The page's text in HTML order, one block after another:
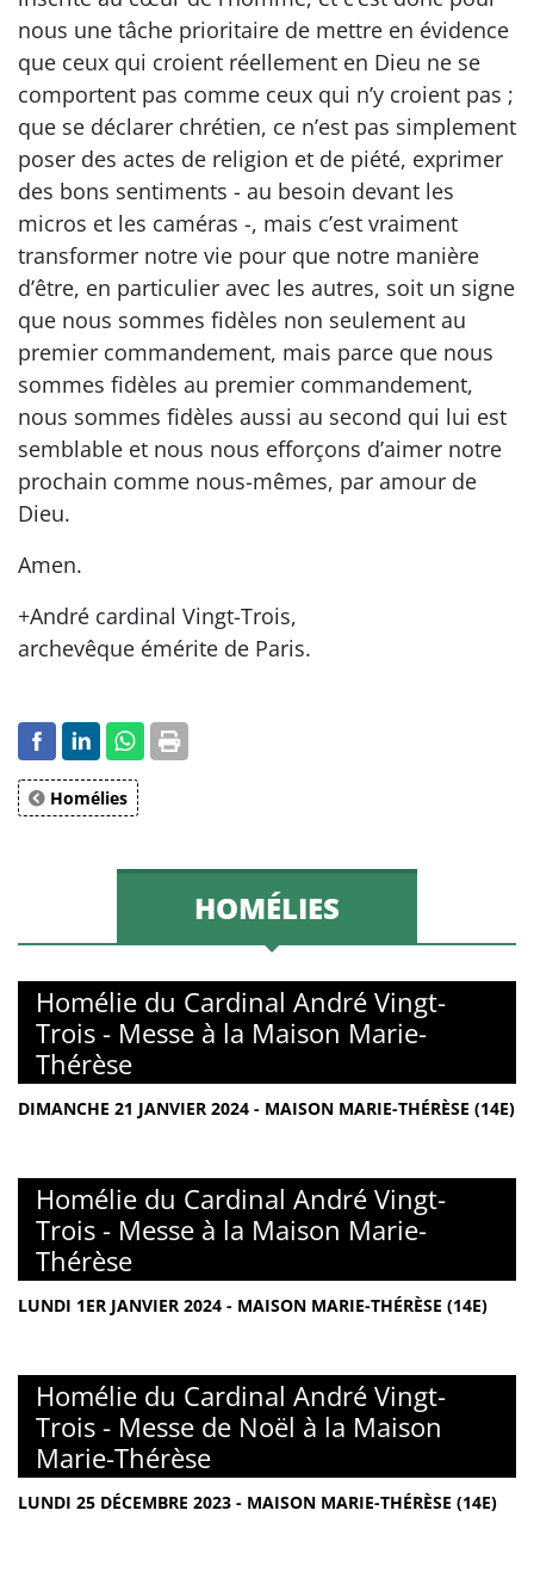
nous une tâche prioritaire de mettre en évidence
que ceux qui croient réellement en Dieu ne se
comportent pas comme ceux qui n’y croient pas ;
que se déclarer chrétien, ce n’est pas simplement
poser des actes de religion et de piété, exprimer
des bons sentiments - au besoin devant les
micros et les caméras -, mais c’est vraiment
transformer notre vie pour que notre manière
d’être, en particulier avec les autres, soit un signe
que nous sommes fidèles non seulement au
premier commandement, mais parce que nous
sommes fidèles au premier commandement,
nous sommes fidèles aussi au second qui lui est
semblable et nous nous efforçons d’aimer notre
prochain comme nous-mêmes, par amour de
Dieu.
Amen.
+André cardinal Vingt-Trois,
archevêque émérite de Paris.
Homélies
HOMÉLIES
Homélie du Cardinal André Vingt-
Trois - Messe à la Maison Marie-
Thérèse
DIMANCHE 21 JANVIER 2024 - MAISON MARIE-THÉRÈSE (14E)
Homélie du Cardinal André Vingt-
Trois - Messe à la Maison Marie-
Thérèse
LUNDI 1ER JANVIER 2024 - MAISON MARIE-THÉRÈSE (14E)
Homélie du Cardinal André Vingt-
Trois - Messe de Noël à la Maison
Marie-Thérèse
LUNDI 25 DÉCEMBRE 2023 - MAISON MARIE-THÉRÈSE (14E)